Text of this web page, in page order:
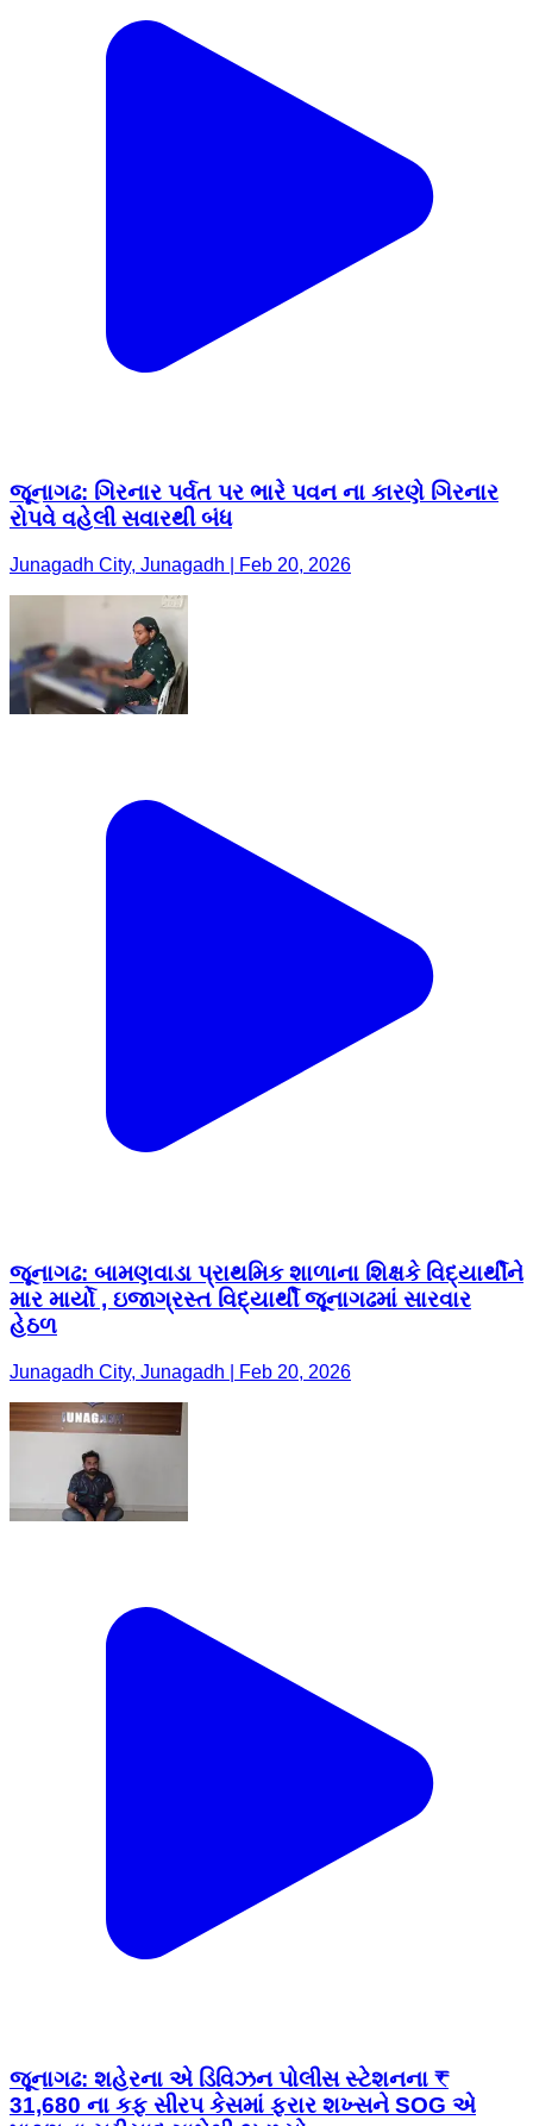
જૂનાગઢ: ગિરનાર પર્વત પર ભારે પવન ના કારણે ગિરનાર
રોપવે વહેલી સવારથી બંધ
Junagadh City, Junagadh | Feb 20, 2026
જૂનાગઢ: બામણવાડા પ્રાથમિક શાળાના શિક્ષકે વિદ્યાર્થીને
માર માર્યો , ઇજાગ્રસ્ત વિદ્યાર્થી જૂનાગઢમાં સારવાર
હેઠળ
Junagadh City, Junagadh | Feb 20, 2026
જૂનાગઢ: શહેરના એ ડિવિઝન પોલીસ સ્ટેશનના ₹
31,680 ના કફ સીરપ કેસમાં ફરાર શખ્સને SOG એ